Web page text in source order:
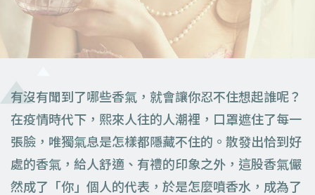
有沒有聞到了哪些香氣，就會讓你忍不住想起誰呢？
在疫情時代下，熙來人往的人潮裡，口罩遮住了每一
張臉，唯獨氣息是怎樣都隱藏不住的。散發出恰到好
處的香氣，給人舒適、有禮的印象之外，這股香氣儼
然成了「你」個人的代表，於是怎麼噴香水，成為了